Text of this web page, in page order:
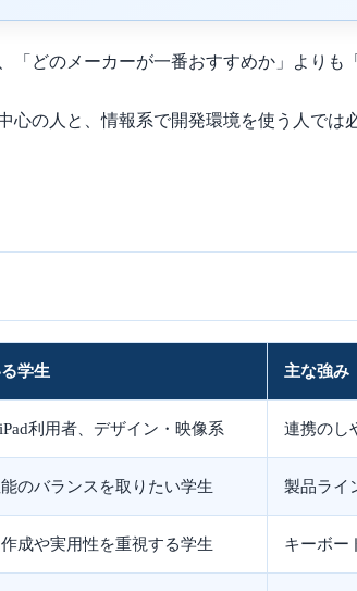
「どのメーカーが一番おすすめか」よりも
心の人と、情報系で開発環境を使う人で
学生 主な強み
利用者、デザイン・映像系 連携のし
のバランスを取りたい学生 製品ライ
成や実用性を重視する学生 キーボー